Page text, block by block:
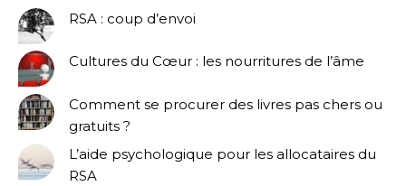
RSA : coup d’envoi
Cultures du Cœur : les nourritures de l’âme
Comment se procurer des livres pas chers ou
gratuits ?
L’aide psychologique pour les allocataires du
RSA